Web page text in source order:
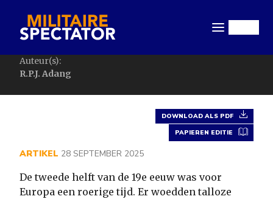
naar
inhoud
gaan
Auteur(s):
R.P.J. Adang
DOWNLOAD ALS PDF
PAPIEREN EDITIE
ARTIKEL 28 SEPTEMBER 2025
De tweede helft van de 19e eeuw was voor
Europa een roerige tijd. Er woedden talloze